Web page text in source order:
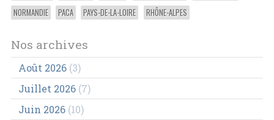
NORMANDIE
PACA PAYS-DE-LA-LOIRE RHÔNE-ALPES
Nos archives
Août 2026(3)
Juillet 2026(7)
Juin 2026(10)